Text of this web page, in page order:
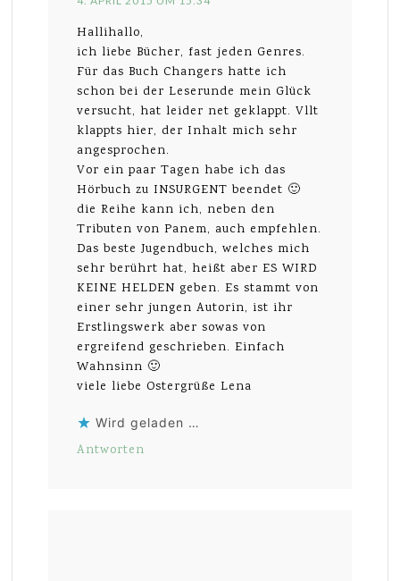
Hallihallo,
ich liebe Bücher, fast jeden Genres.
Für das Buch Changers hatte ich
schon bei der Leserunde mein Glück
versucht, hat leider net geklappt. Vllt
klappts hier, der Inhalt mich sehr
angesprochen.
Vor ein paar Tagen habe ich das
Hörbuch zu INSURGENT beendet 🙂
die Reihe kann ich, neben den
Tributen von Panem, auch empfehlen.
Das beste Jugendbuch, welches mich
sehr berührt hat, heißt aber ES WIRD
KEINE HELDEN geben. Es stammt von
einer sehr jungen Autorin, ist ihr
Erstlingswerk aber sowas von
ergreifend geschrieben. Einfach
Wahnsinn 🙂
viele liebe Ostergrüße Lena
Wird geladen …
Antworten